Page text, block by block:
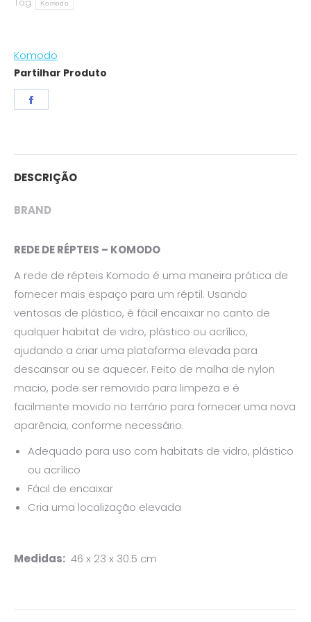
Komodo
Komodo
Partilhar Produto
DESCRIÇÃO
BRAND
REDE DE RÉPTEIS – KOMODO
A rede de répteis Komodo é uma maneira prática de
fornecer mais espaço para um réptil. Usando
ventosas de plástico, é fácil encaixar no canto de
qualquer habitat de vidro, plástico ou acrílico,
ajudando a criar uma plataforma elevada para
descansar ou se aquecer. Feito de malha de nylon
macio, pode ser removido para limpeza e é
facilmente movido no terrário para fornecer uma nova
aparência, conforme necessário.
Adequado para uso com habitats de vidro, plástico
ou acrílico
Fácil de encaixar
Cria uma localização elevada
Medidas: 46 x 23 x 30.5 cm